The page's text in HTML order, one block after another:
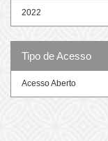
2022
Tipo de Acesso
Acesso Aberto